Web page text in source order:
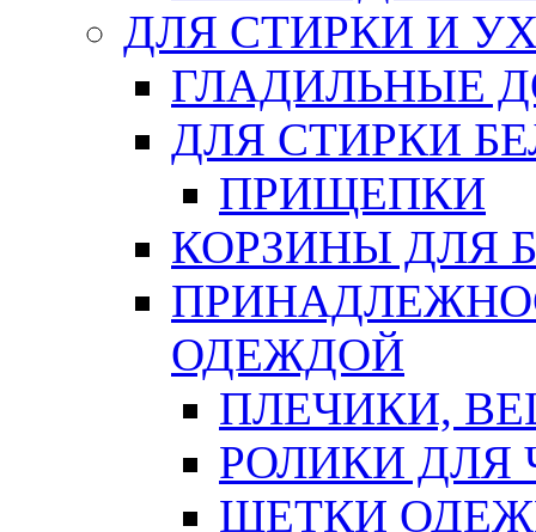
ДЛЯ СТИРКИ И
ГЛАДИЛЬНЫЕ
ДЛЯ СТИРКИ
ПРИЩЕПКИ
КОРЗИНЫ ДЛЯ
ОДЕЖДОЙ
ПЛЕЧИКИ,
РОЛИКИ ДЛЯ
ЩЕТКИ